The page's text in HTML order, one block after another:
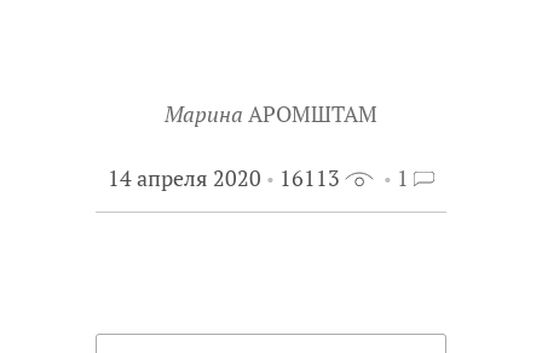
Марина АРОМШТАМ
14 апреля 2020 16113 1